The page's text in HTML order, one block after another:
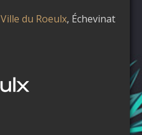
Ville du Roeulx, Échevinat